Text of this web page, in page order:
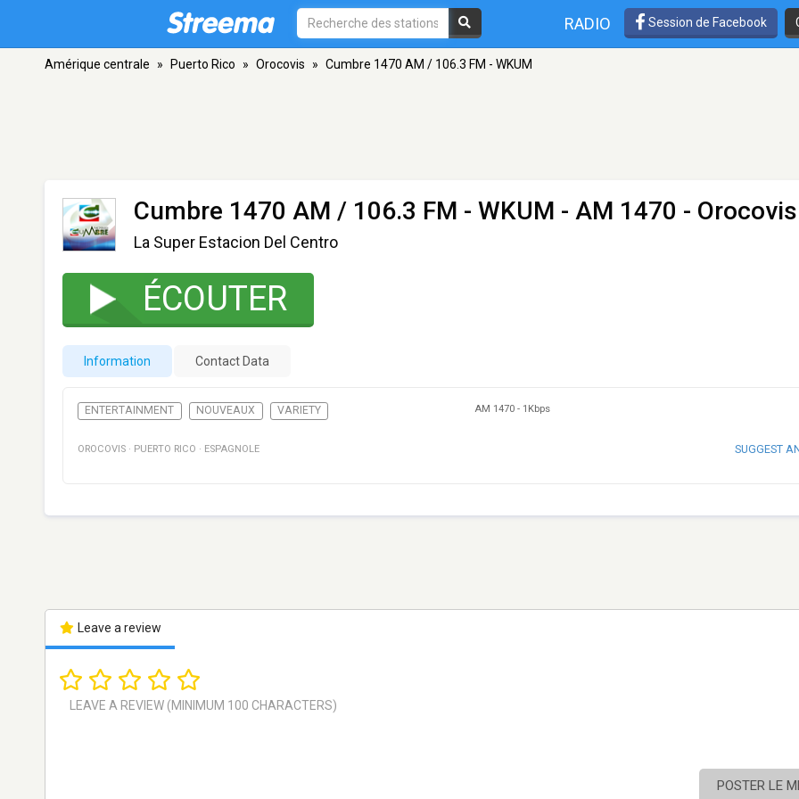
RADIO Session de Facebook
Amérique centrale » Puerto Rico » Orocovis » Cumbre 1470 AM / 106.3 FM - WKUM
Cumbre 1470 AM / 106.3 FM - WKUM - AM 1470 - Orocovis
La Super Estacion Del Centro
ÉCOUTER
Information Contact Data
ENTERTAINMENT NOUVEAUX VARIETY AM 1470 - 1Kbps
OROCOVIS · PUERTO RICO · ESPAGNOLE SUGGEST
Leave a review
POSTER LE